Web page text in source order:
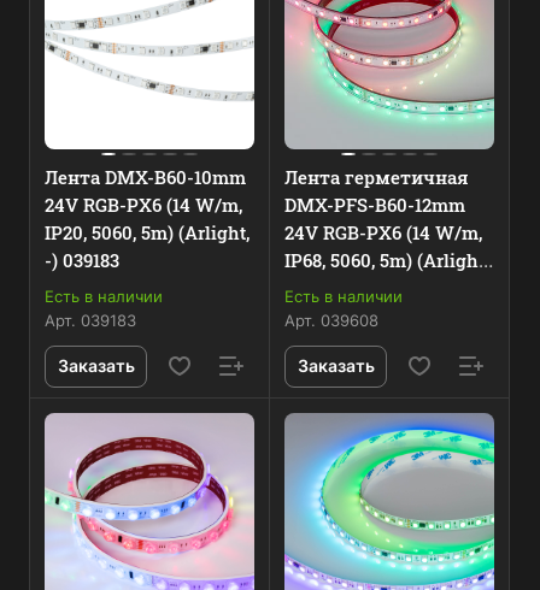
Лента DMX-B60-10mm
24V RGB-PX6 (14 W/m,
IP20, 5060, 5m) (Arlight,
-) 039183
Есть в наличии
Арт. 039183
Заказать
Лента герметичная
DMX-PFS-B60-12mm
24V RGB-PX6 (14 W/m,
IP68, 5060, 5m) (Arlight,
-) 039608
Есть в наличии
Арт. 039608
Заказать